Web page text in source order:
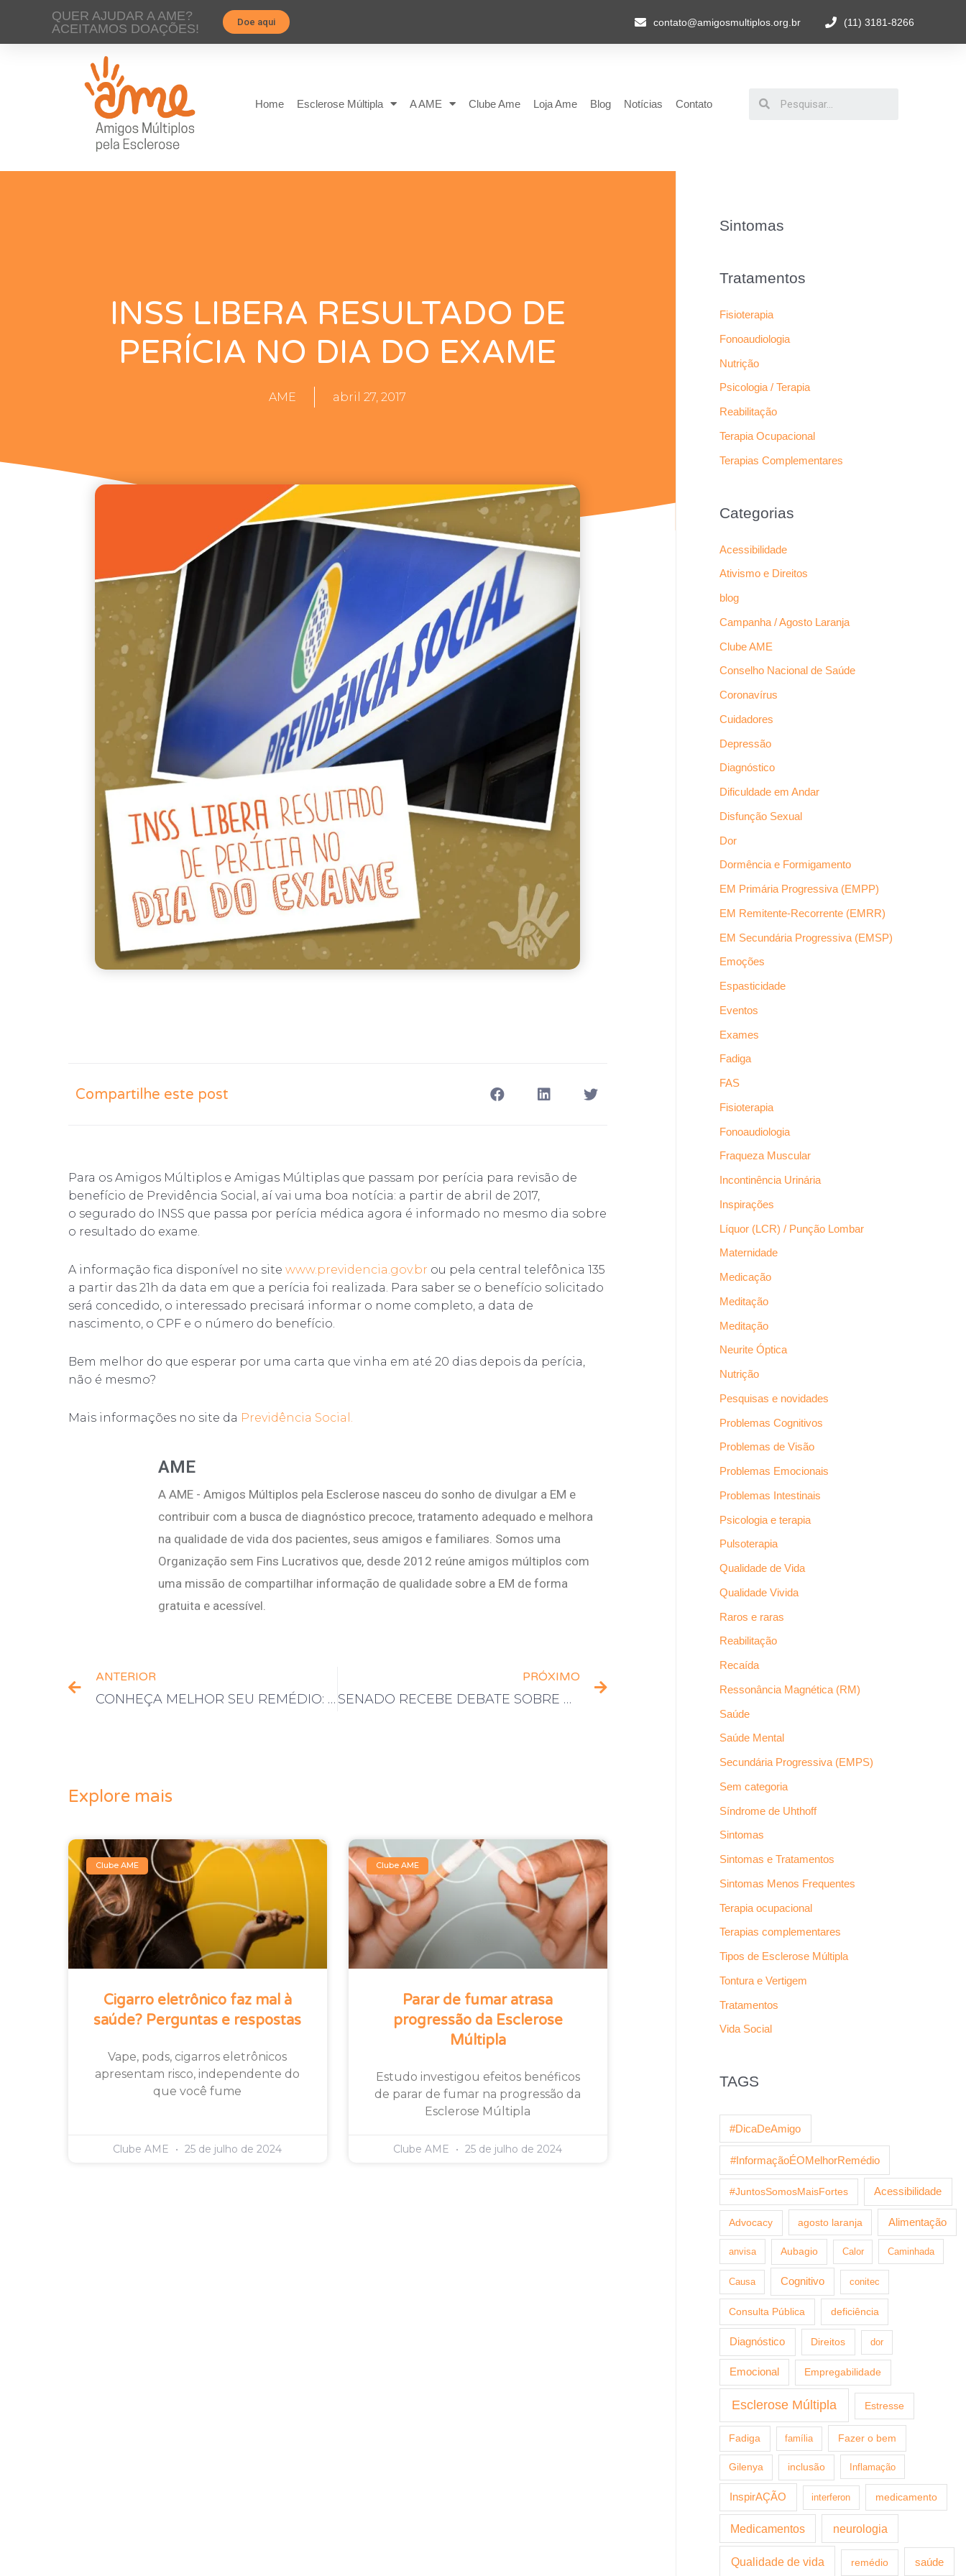
QUER AJUDAR A AME?
ACEITAMOS DOAÇÕES!
Doe aqui contato@amigosmultiplos.org.br (11) 3181-8266
Home Esclerose Múltipla A AME Clube Ame Loja Ame Blog Notícias Contato
INSS LIBERA RESULTADO DE
PERÍCIA NO DIA DO EXAME
AME abril 27, 2017
Compartilhe este post
Para os Amigos Múltiplos e Amigas Múltiplas que passam por perícia para revisão de
benefício de Previdência Social, aí vai uma boa notícia: a partir de abril de 2017,
o segurado do INSS que passa por perícia médica agora é informado no mesmo dia sobre
o resultado do exame.
A informação fica disponível no site www.previdencia.gov.br ou pela central telefônica 135
a partir das 21h da data em que a perícia foi realizada. Para saber se o benefício solicitado
será concedido, o interessado precisará informar o nome completo, a data de
nascimento, o CPF e o número do benefício.
Bem melhor do que esperar por uma carta que vinha em até 20 dias depois da perícia,
não é mesmo?
Mais informações no site da Previdência Social.
AME
A AME - Amigos Múltiplos pela Esclerose nasceu do sonho de divulgar a EM e
contribuir com a busca de diagnóstico precoce, tratamento adequado e melhora
na qualidade de vida dos pacientes, seus amigos e familiares. Somos uma
Organização sem Fins Lucrativos que, desde 2012 reúne amigos múltiplos com
uma missão de compartilhar informação de qualidade sobre a EM de forma
gratuita e acessível.
ANTERIOR
CONHEÇA MELHOR SEU REMÉDIO: COPAXONE
PRÓXIMO
SENADO RECEBE DEBATE SOBRE DOENÇAS RARAS
Explore mais
Clube AME
Cigarro eletrônico faz mal à
saúde? Perguntas e respostas
Vape, pods, cigarros eletrônicos
apresentam risco, independente do
que você fume
Clube AME 25 de julho de 2024
Clube AME
Parar de fumar atrasa
progressão da Esclerose
Múltipla
Estudo investigou efeitos benéficos
de parar de fumar na progressão da
Esclerose Múltipla
Clube AME 25 de julho de 2024
Sintomas
Tratamentos
Fisioterapia
Fonoaudiologia
Nutrição
Psicologia / Terapia
Reabilitação
Terapia Ocupacional
Terapias Complementares
Categorias
Acessibilidade
Ativismo e Direitos
blog
Campanha / Agosto Laranja
Clube AME
Conselho Nacional de Saúde
Coronavírus
Cuidadores
Depressão
Diagnóstico
Dificuldade em Andar
Disfunção Sexual
Dor
Dormência e Formigamento
EM Primária Progressiva (EMPP)
EM Remitente-Recorrente (EMRR)
EM Secundária Progressiva (EMSP)
Emoções
Espasticidade
Eventos
Exames
Fadiga
FAS
Fisioterapia
Fonoaudiologia
Fraqueza Muscular
Incontinência Urinária
Inspirações
Líquor (LCR) / Punção Lombar
Maternidade
Medicação
Meditação
Meditação
Neurite Óptica
Nutrição
Pesquisas e novidades
Problemas Cognitivos
Problemas de Visão
Problemas Emocionais
Problemas Intestinais
Psicologia e terapia
Pulsoterapia
Qualidade de Vida
Qualidade Vivida
Raros e raras
Reabilitação
Recaída
Ressonância Magnética (RM)
Saúde
Saúde Mental
Secundária Progressiva (EMPS)
Sem categoria
Síndrome de Uhthoff
Sintomas
Sintomas e Tratamentos
Sintomas Menos Frequentes
Terapia ocupacional
Terapias complementares
Tipos de Esclerose Múltipla
Tontura e Vertigem
Tratamentos
Vida Social
TAGS
#DicaDeAmigo
#InformaçãoÉOMelhorRemédio
#JuntosSomosMaisFortes Acessibilidade
Advocacy agosto laranja Alimentação
anvisa Aubagio Calor Caminhada
Causa Cognitivo conitec
Consulta Pública deficiência
Diagnóstico Direitos dor
Emocional Empregabilidade
Esclerose Múltipla Estresse
Fadiga família Fazer o bem
Gilenya inclusão Inflamação
InspirAÇÃO interferon medicamento
Medicamentos neurologia
Qualidade de vida remédio saúde